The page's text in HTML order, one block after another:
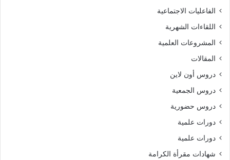
الفاعليات الاجتماعية
اللقاءات الشهرية
المشروعات العلمية
المقالات
دروس أون لاين
دروس الجمعية
دروس حضورية
دورات علمية
دورات علمية
شهادات مقرأة الكرامة